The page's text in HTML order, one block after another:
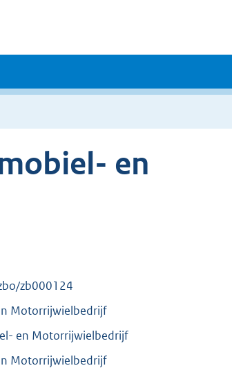
en
zb000124
Motorrijwielbedrijf
en Motorrijwielbedrijf
Motorrijwielbedrijf